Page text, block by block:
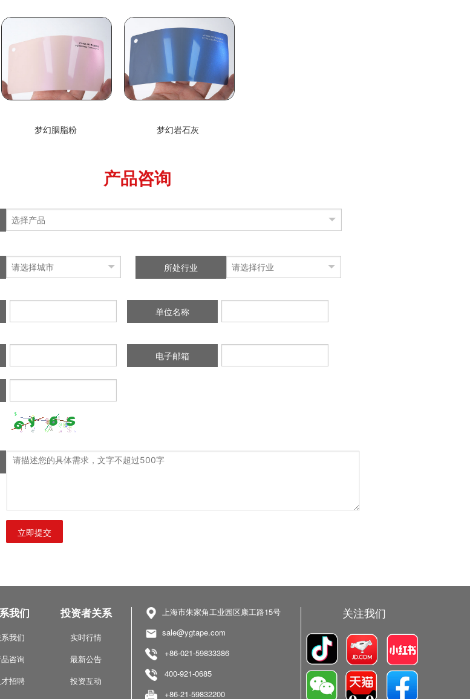
梦幻胭脂粉 梦幻岩石灰
产品咨询
所处行业
单位名称
电子邮箱
立即提交
我们
我们
咨询
才招聘
投资者关系
实时行情
最新公告
投资互动
上海市朱家角工业园区康工路15号
sale@ygtape.com
+86-021-59833386
400-921-0685
+86-21-59832200
关注我们